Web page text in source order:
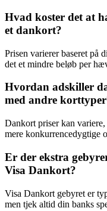
Hvad koster det at
et dankort?
Prisen varierer baseret på
det et mindre beløb per
Hvordan adskiller
med andre
Dankort priser kan
mere konkurrencedygtige
Er der ekstra
Visa Dankort?
Visa Dankort gebyret er
men tjek altid din banks